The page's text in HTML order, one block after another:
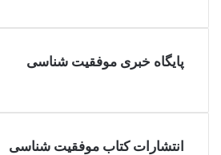
پایگاه خبری موفقیت شناسی
انتشارات کتاب موفقیت شناسی